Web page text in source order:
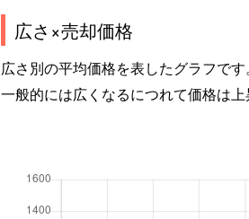
広さ×売却価格
広さ別の平均価格を表したグラフです。
一般的には広くなるにつれて価格は上